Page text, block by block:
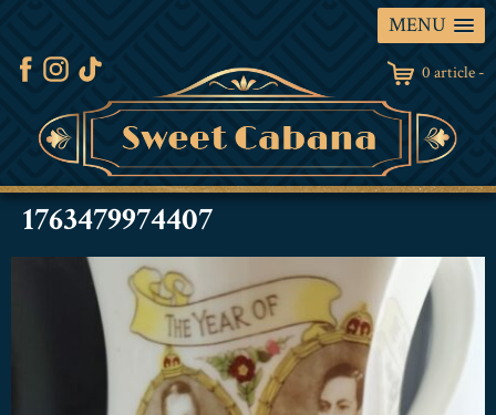
MENU
0 article -
1763479974407